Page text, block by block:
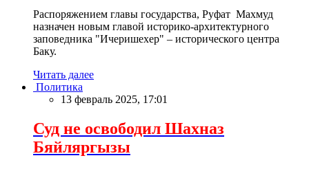
Распоряжением главы государства, Руфат Махмуд
назначен новым главой историко-архитектурного
заповедника "Ичеришехер" – исторического центра
Баку.
Читать далее
Политика
13 февраль 2025, 17:01
Суд не освободил Шахназ
Бяйляргызы